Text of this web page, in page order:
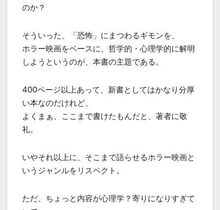
のか？
そういった、「恐怖」にまつわるギモンを、
ホラー映画をベースに、哲学的・心理学的に解明
しようというのが、本書の主題である。
400ページ以上あって、新書としてはかなり分厚
い本なのだけれど、
よくまぁ、ここまで書けたもんだと、著者に敬
礼。
いやそれ以上に、そこまで語らせるホラー映画と
いうジャンルをリスペクト。
ただ、ちょっと内容が心理学？寄りになりすぎて